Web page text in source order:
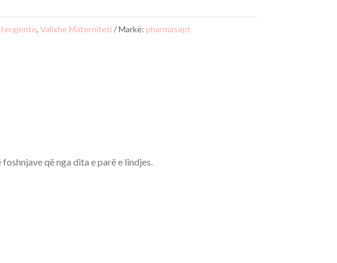
, Valixhe Materniteti Markë: pharmasept
që nga dita e parë e lindjes.